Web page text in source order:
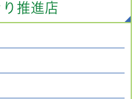
推進店